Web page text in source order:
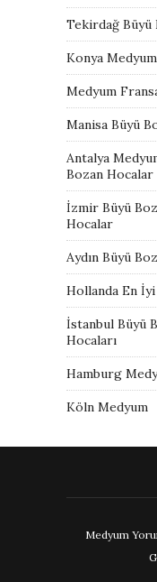
Tekirdağ Büyü
Konya
Medyum
Manisa Büyü
Antalya
Bozan Hocalar
İzmir Büyü
Hocalar
Aydın Büyü
Hollanda En
İstanbul Büyü
Hocaları
Hamburg
Köln Medyum
Medyum